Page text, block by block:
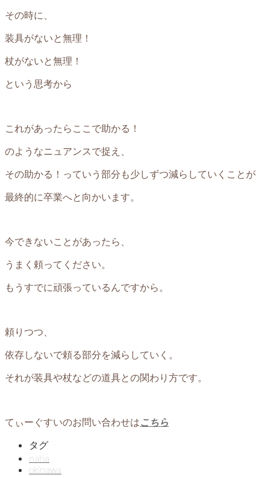
その時に、
装具がないと無理！
杖がないと無理！
という思考から
これがあったらここで助かる！
のようなニュアンスで捉え、
その助かる！っていう部分も少しずつ減らしていくことが
最終的に卒業へと向かいます。
今できないことがあったら、
うまく頼ってください。
もうすでに頑張っているんですから。
頼りつつ、
依存しないで頼る部分を減らしていく。
それが装具や杖などの道具との関わり方です。
てぃーぐすいのお問い合わせはこちら
タグ
naha
okinawa